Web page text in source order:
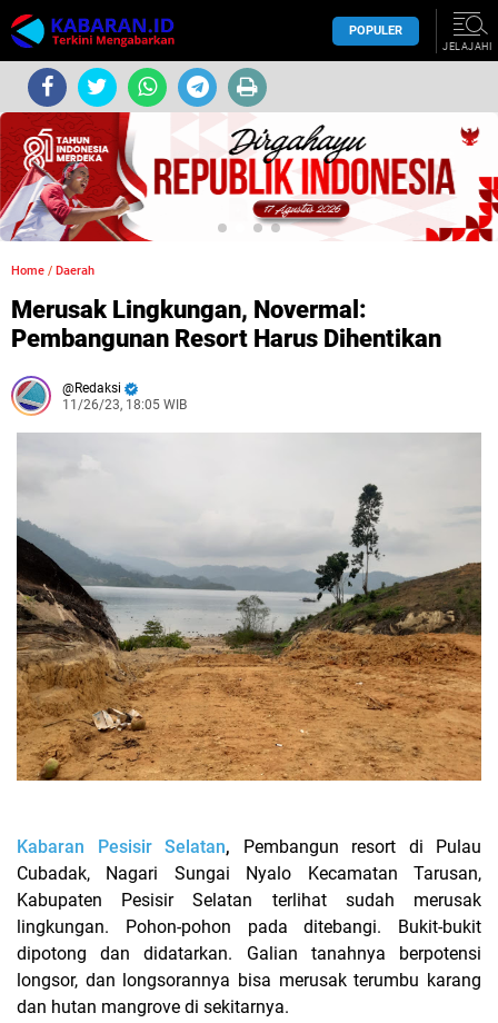
POPULER
JELAJAHI
Home / Daerah
Merusak Lingkungan, Novermal:
Pembangunan Resort Harus Dihentikan
Redaksi
11/26/23, 18:05 WIB
Kabaran Pesisir Selatan,
Pembangun resort di Pulau
Cubadak, Nagari Sungai Nyalo Kecamatan Tarusan,
Kabupaten Pesisir Selatan terlihat sudah merusak
lingkungan. Pohon-pohon pada ditebangi. Bukit-bukit
dipotong dan didatarkan. Galian tanahnya berpotensi
longsor, dan longsorannya bisa merusak terumbu karang
dan hutan mangrove di sekitarnya.